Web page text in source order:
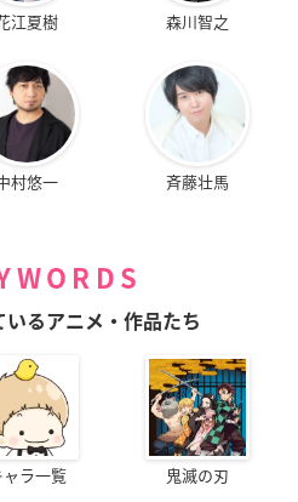
江夏樹 森川智之
村悠一 斉藤壮馬
いるアニメ・作品たち
ャラ一覧 鬼滅の刃